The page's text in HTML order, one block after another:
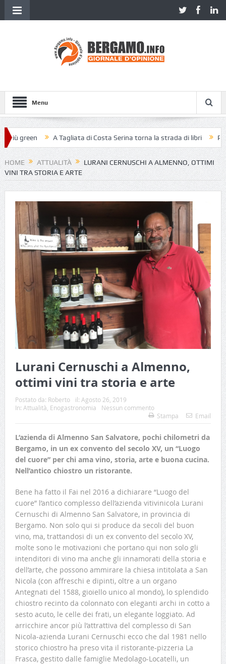
Menu
A Tagliata di Costa Serina torna la strada di libri Piazza
HOME ATTUALITÀ
LURANI CERNUSCHI A ALMENNO, OTTIMI
VINI TRA STORIA E ARTE
Lurani Cernuschi a Almenno,
ottimi vini tra storia e arte
Postato da: Roberto il: Agosto 26, 2019
In: Attualità Enogastronomia
Nessun commento
Stampa
Email
L’azienda di Almenno San Salvatore, pochi chilometri da
Bergamo, in un ex convento del secolo XV, un “Luogo
del cuore” per chi ama vino, storia, arte e buona cucina.
Nell’antico chiostro un ristorante.
Bene ha fatto il Fai nel 2016 a dichiarare “Luogo del
cuore” l’antico complesso dell’azienda vitivinicola Lurani
Cernuschi di Almenno San Salvatore, in provincia di
Bergamo. Non solo qui si produce da secoli del buon
vino, ma, trattandosi di un ex convento del secolo XV,
molte sono le motivazioni che portano qui non solo gli
intenditori di vino ma anche gli innamorati della storia e
dell’arte, che possono ammirare la chiesa intitolata a San
Nicola (con affreschi e dipinti, oltre a un organo
Antegnati del 1588, gioiello unico al mondo), lo splendido
chiostro recinto da colonnato con eleganti archi in cotto a
sesto acuto, le celle dei frati, un elegante loggiato. Ad
arricchire ancor più l’attrattiva del complesso di San
Nicola-azienda Lurani Cernuschi ecco che dal 1981 nello
storico chiostro ha preso vita il ristorante-pizzeria La
Frasca, gestito dalle famiglie Medolago-Locatelli, un